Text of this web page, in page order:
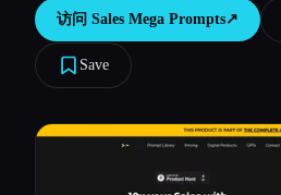
博客
比较工具
访问 Sales Mega Prompts↗︎
Save